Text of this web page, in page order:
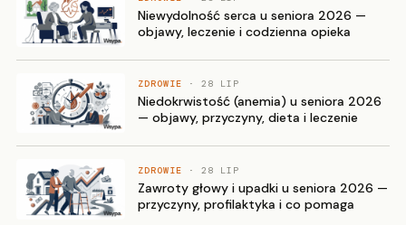
Niewydolność serca u seniora 2026 —
objawy, leczenie i codzienna opieka
ZDROWIE · 28 LIP
Niedokrwistość (anemia) u seniora 2026
— objawy, przyczyny, dieta i leczenie
ZDROWIE · 28 LIP
Zawroty głowy i upadki u seniora 2026 —
przyczyny, profilaktyka i co pomaga